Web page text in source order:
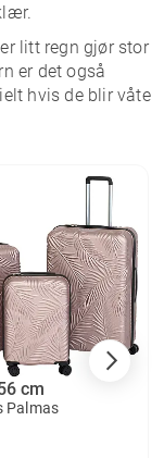
litt regn gjør stor
er det også
hvis de blir våte
cm
Palmas